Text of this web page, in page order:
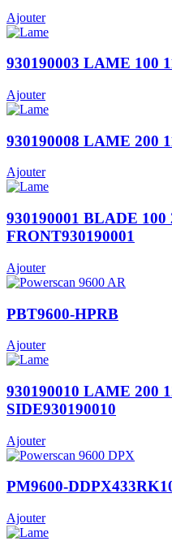
Ajouter
930190003 LAME 100
Ajouter
930190008 LAME 200
Ajouter
930190001 BLADE
FRONT930190001
Ajouter
PBT9600-HPRB
Ajouter
930190010 LAME 200
SIDE930190010
Ajouter
PM9600-
Ajouter